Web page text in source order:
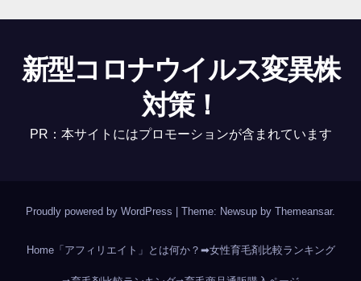
新型コロナウイルス変異株
対策！
PR：本サイトにはプロモーションが含まれています
Proudly powered by WordPress | Theme: Newsup by Themeansar.
Home「アフィリエイト」とは何か？ ➡女性育毛剤比較ランキング